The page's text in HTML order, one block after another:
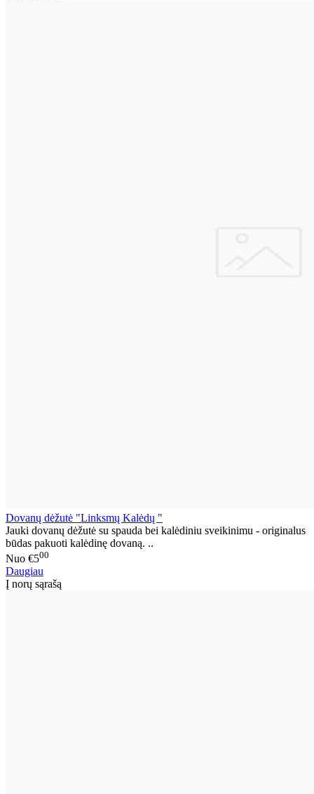
Dovanų dėžutė "Linksmų Kalėdų "
Jauki dovanų dėžutė su spauda bei kalėdiniu sveikinimu - originalus
būdas pakuoti kalėdinę dovaną. ..
Nuo €500
Daugiau
Į norų sąrašą